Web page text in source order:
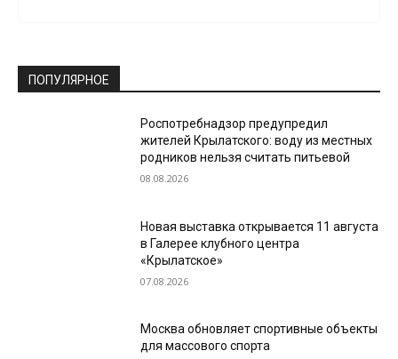
ПОПУЛЯРНОЕ
Роспотребнадзор предупредил
жителей Крылатского: воду из местных
родников нельзя считать питьевой
08.08.2026
Новая выставка открывается 11 августа
в Галерее клубного центра
«Крылатское»
07.08.2026
Москва обновляет спортивные объекты
для массового спорта